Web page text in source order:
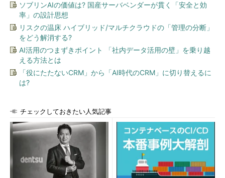
ソブリンAIの価値は? 国産サーバベンダーが貫く「安全と効
率」の設計思想
リスクの温床 ハイブリッド/マルチクラウドの「管理の分断」
をどう解消する?
AI活用のつまずきポイント 「社内データ活用の壁」を乗り越
える方法とは
「役にたたないCRM」から「AI時代のCRM」に切り替えるに
は?
チェックしておきたい人気記事